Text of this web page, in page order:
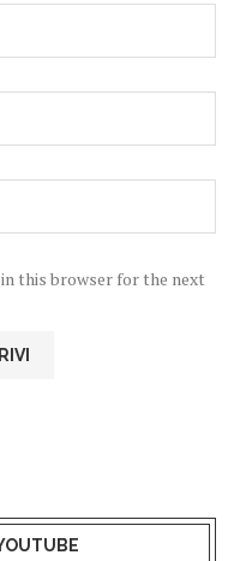
in this browser for the next